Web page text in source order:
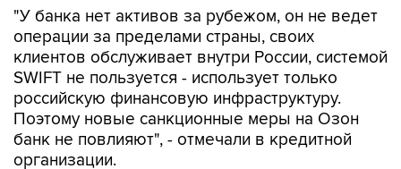
клиентов обслуживает внутри России, системой
SWIFT не пользуется - использует только
российскую финансовую инфраструктуру.
Поэтому новые санкционные меры на Озон
банк не повлияют", - отмечали в кредитной
организации.
Росэксимбанк (Российский экспортно-